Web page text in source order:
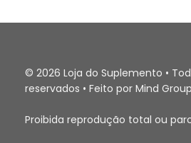
© 2026 Loja do Suplemento •
reservados • Feito por Mind Group
Proibida reprodução total ou